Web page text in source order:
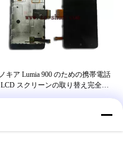
ノキア Lumia 900 のための携帯電話
LCD スクリーンの取り替え完全な